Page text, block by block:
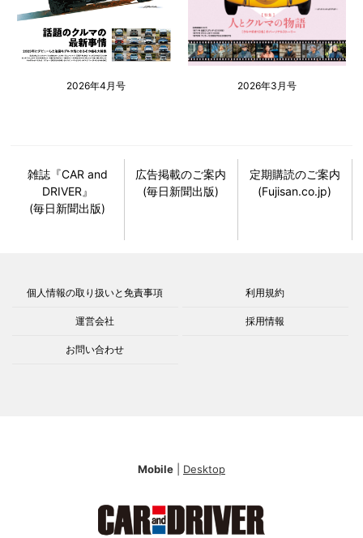
2026年4月号 2026年3月号
雑誌『CAR and
DRIVER』
(毎日新聞出版)
広告掲載のご案内
(毎日新聞出版)
定期購読のご案内
(Fujisan.co.jp)
個人情報の取り扱いと免責事項 利用規約
運営会社 採用情報
お問い合わせ
Mobile Desktop